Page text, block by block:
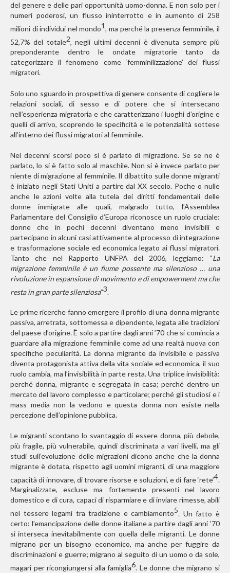
del genere e delle pari opportunità uomo-donna. E non solo per i
numeri poderosi, un flusso ininterrotto e in aumento di 258
milioni di individui nel mondo1 , ma perché la presenza femminile, il
52,7% del totale2, negli ultimi decenni è divenuta sempre più
preponderante dentro le ondate migratorie tanto da
categorizzare il fenomeno come ‘femminilizzazione’ dei flussi
migratori.
Solo uno sguardo in prospettiva di genere consente di cogliere le
relazioni sociali, di sesso e di potere che si intersecano
nell’esperienza migratoria e che caratterizzano i luoghi d’origine e
quelli di arrivo, scoprendo le specificità e le potenzialità sottese
all’interno dei flussi migratori al femminile.
Nei decenni scorsi poco si è parlato di migrazione. Se se ne è
parlato, lo si è fatto solo al maschile. Non si è invece parlato per
niente di migrazione al femminile. Il dibattito sulle donne migranti
è iniziato negli Stati Uniti a partire dal XX secolo. Poche o nulle
anche le azioni volte alla tutela dei diritti fondamentali delle
donne immigrate alle quali, malgrado tutto, l’Assemblea
Parlamentare del Consiglio d’Europa riconosce un ruolo cruciale:
donne che in pochi decenni diventano meno invisibili e
partecipano in alcuni casi attivamente al processo di integrazione
e trasformazione sociale ed economica legato ai flussi migratori.
Tanto che nel Rapporto UNFPA del 2006, leggiamo: “La
migrazione femminile è un fiume possente ma silenzioso … una
rivoluzione in espansione di movimento e di empowerment ma che
resta in gran parte silenziosa”3
Le prime ricerche fanno emergere il profilo di una donna migrante
passiva, arretrata, sottomessa e dipendente, legata alle tradizioni
del paese d’origine. È solo a partire dagli anni ’70 che si comincia a
guardare alla migrazione femminile come ad una realtà nuova con
specifiche peculiarità. La donna migrante da invisibile e passiva
diventa protagonista attiva della vita sociale ed economica, il suo
ruolo cambia, ma l’invisibilità in parte resta. Una triplice invisibilità:
perché donna, migrante e segregata in casa; perché dentro un
mercato del lavoro complesso e particolare; perché gli studiosi e i
mass media non la vedono e questa donna non esiste nella
percezione dell’opinione pubblica.
Le migranti scontano lo svantaggio di essere donna, più debole,
più fragile, più vulnerabile, quindi discriminata a vari livelli, ma gli
studi sull’evoluzione delle migrazioni dicono anche che la donna
migrante è dotata, rispetto agli uomini migranti, di una maggiore
capacità di innovare, di trovare risorse e soluzioni, e di fare ‘rete’4.
Marginalizzate, escluse ma fortemente presenti nel lavoro
domestico e di cura, capaci di risparmiare e di inviare rimesse, abili
nel tessere legami tra tradizione e cambiamento5. Un fatto è
certo: l’emancipazione delle donne italiane a partire dagli anni ’70
si interseca inevitabilmente con quella delle migranti. Le donne
migrano per un bisogno economico, ma anche per fuggire da
discriminazioni e guerre; migrano al seguito di un uomo o da sole,
magari per ricongiungersi alla famiglia6. Le donne che migrano si